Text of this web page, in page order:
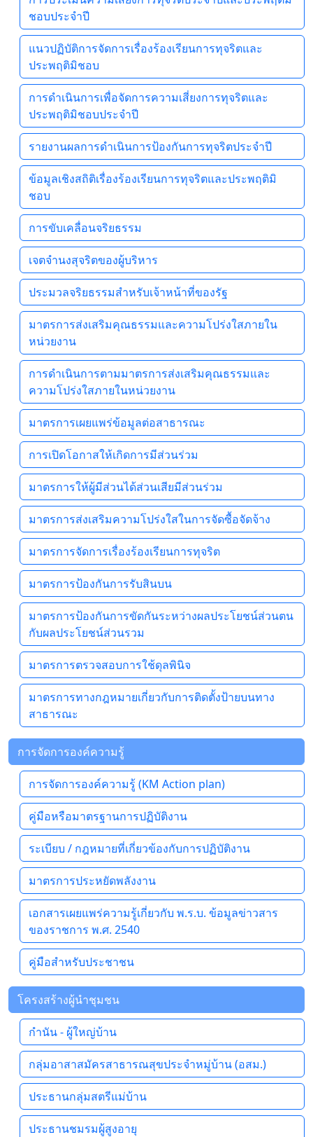
ชอบประจำปี
แนวปฏิบัติการจัดการเรื่องร้องเรียนการทุจริตและ
ประพฤติมิชอบ
การดำเนินการเพื่อจัดการความเสี่ยงการทุจริตและ
ประพฤติมิชอบประจำปี
รายงานผลการดำเนินการป้องกันการทุจริตประจำปี
ข้อมูลเชิงสถิติเรื่องร้องเรียนการทุจริตและประพฤติมิ
ชอบ
การขับเคลื่อนจริยธรรม
เจตจํานงสุจริตของผู้บริหาร
ประมวลจริยธรรมสำหรับเจ้าหน้าที่ของรัฐ
มาตรการส่งเสริมคุณธรรมและความโปร่งใสภายใน
หน่วยงาน
การดำเนินการตามมาตรการส่งเสริมคุณธรรมและ
ความโปร่งใสภายในหน่วยงาน
มาตรการเผยแพร่ข้อมูลต่อสาธารณะ
การเปิดโอกาสให้เกิดการมีส่วนร่วม
มาตรการให้ผู้มีส่วนได้ส่วนเสียมีส่วนร่วม
มาตรการส่งเสริมความโปร่งใสในการจัดซื้อจัดจ้าง
มาตรการจัดการเรื่องร้องเรียนการทุจริต
มาตรการป้องกันการรับสินบน
มาตรการป้องกันการขัดกันระหว่างผลประโยชน์ส่วนตน
กับผลประโยชน์ส่วนรวม
มาตรการตรวจสอบการใช้ดุลพินิจ
มาตรการทางกฎหมายเกี่ยวกับการติดตั้งป้ายบนทาง
สาธารณะ
การจัดการองค์ความรู้
การจัดการองค์ความรู้ (KM Action plan)
คู่มือหรือมาตรฐานการปฏิบัติงาน
ระเบียบ / กฎหมายที่เกี่ยวข้องกับการปฏิบัติงาน
มาตรการประหยัดพลังงาน
เอกสารเผยแพร่ความรู้เกี่ยวกับ พ.ร.บ. ข้อมูลข่าวสาร
ของราชการ พ.ศ. 2540
คู่มือสำหรับประชาชน
โครงสร้างผู้นำชุมชน
กำนัน - ผู้ใหญ่บ้าน
กลุ่มอาสาสมัครสาธารณสุขประจำหมู่บ้าน (อสม.)
ประธานกลุ่มสตรีแม่บ้าน
ประธานชมรมผู้สูงอายุ